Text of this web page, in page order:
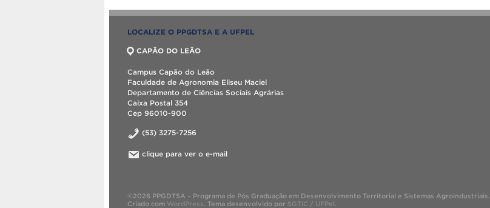
LOCALIZE O PPGDTSA E A UFPEL
CAPÃO DO LEÃO
Campus Capão do Leão
Faculdade de Agronomia Eliseu Maciel
Departamento de Ciências Sociais Agrárias
Caixa Postal 354
Cep 96010-900
(53) 3275-7256
clique para ver o e-mail
©2026 PPGDTSA – Programa de Pós Graduação em Desenvolvimento Territorial e Sistemas Agroindustriais.
Criado com WordPress. Tema desenvolvido por SGTIC / UFPel.